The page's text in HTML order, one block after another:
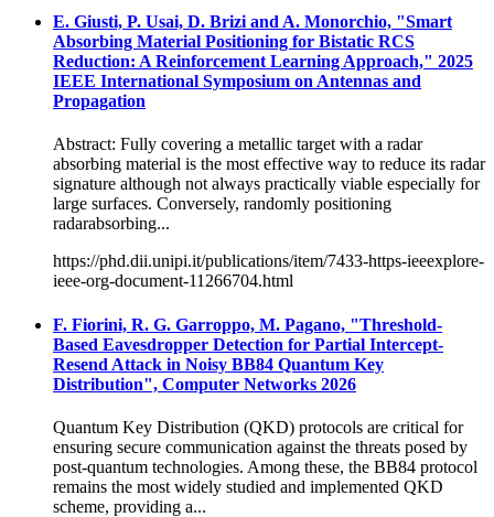
E. Giusti, P. Usai, D. Brizi and A. Monorchio, "Smart
Absorbing Material Positioning for Bistatic RCS
Reduction: A Reinforcement Learning Approach," 2025
IEEE International Symposium on Antennas and
Propagation
Abstract: Fully covering a metallic target with a radar
absorbing material is the most effective way to reduce its radar
signature although not always practically viable especially for
large surfaces. Conversely, randomly positioning
radarabsorbing...
https://phd.dii.unipi.it/publications/item/7433-https-ieeexplore-
ieee-org-document-11266704.html
F. Fiorini, R. G. Garroppo, M. Pagano, "Threshold-
Based Eavesdropper Detection for Partial Intercept-
Resend Attack in Noisy BB84 Quantum Key
Distribution", Computer Networks 2026
Quantum Key Distribution (QKD) protocols are critical for
ensuring secure communication against the threats posed by
post-quantum technologies. Among these, the BB84 protocol
remains the most widely studied and implemented QKD
scheme, providing a...